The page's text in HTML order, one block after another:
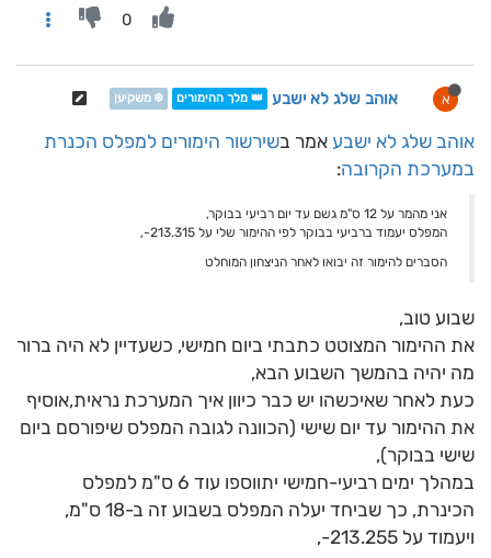
0
א אוהב שלג לא ישבע 👑 מלך ההימורים ❄️ משקיען
אוהב שלג לא ישבע אמר בשירשור הימורים למפלס הכנרת
במערכת הקרובה:
אני מהמר על 12 ס"מ גשם עד יום רביעי בבוקר,
המפלס יעמוד ברביעי בבוקר לפי ההימור שלי על 213.315-,
הסברים להימור זה יבואו לאחר הניצחון המוחלט
שבוע טוב,
את ההימור המצוטט כתבתי ביום חמישי, כשעדיין לא היה ברור
מה יהיה בהמשך השבוע הבא,
כעת לאחר שאיכשהו יש כבר כיוון איך המערכת נראית,אוסיף
את ההימור עד יום שישי (הכוונה לגובה המפלס שיפורסם ביום
שישי בבוקר),
במהלך ימים רביעי-חמישי יתווספו עוד 6 ס"מ למפלס
הכינרת, כך שביחד יעלה המפלס בשבוע זה ב-18 ס"מ,
ויעמוד על 213.255-,